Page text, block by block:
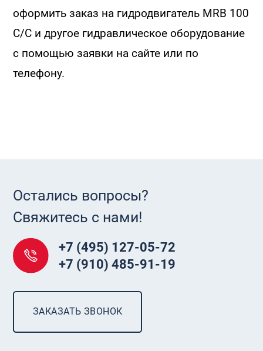
оформить заказ на гидродвигатель MRB 100
C/C и другое гидравлическое оборудование
с помощью заявки на сайте или по
телефону.
Остались вопросы?
Свяжитесь с нами!
+7 (495) 127-05-72
+7 (910) 485-91-19
ЗАКАЗАТЬ ЗВОНОК